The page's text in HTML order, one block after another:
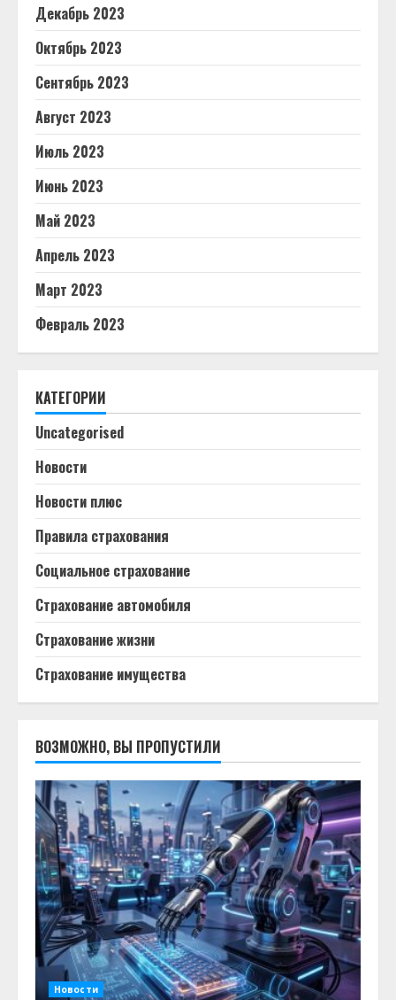
Декабрь 2023
Октябрь 2023
Сентябрь 2023
Август 2023
Июль 2023
Июнь 2023
Май 2023
Апрель 2023
Март 2023
Февраль 2023
КАТЕГОРИИ
Uncategorised
Новости
Новости плюс
Правила страхования
Социальное страхование
Страхование автомобиля
Страхование жизни
Страхование имущества
ВОЗМОЖНО, ВЫ ПРОПУСТИЛИ
Новости